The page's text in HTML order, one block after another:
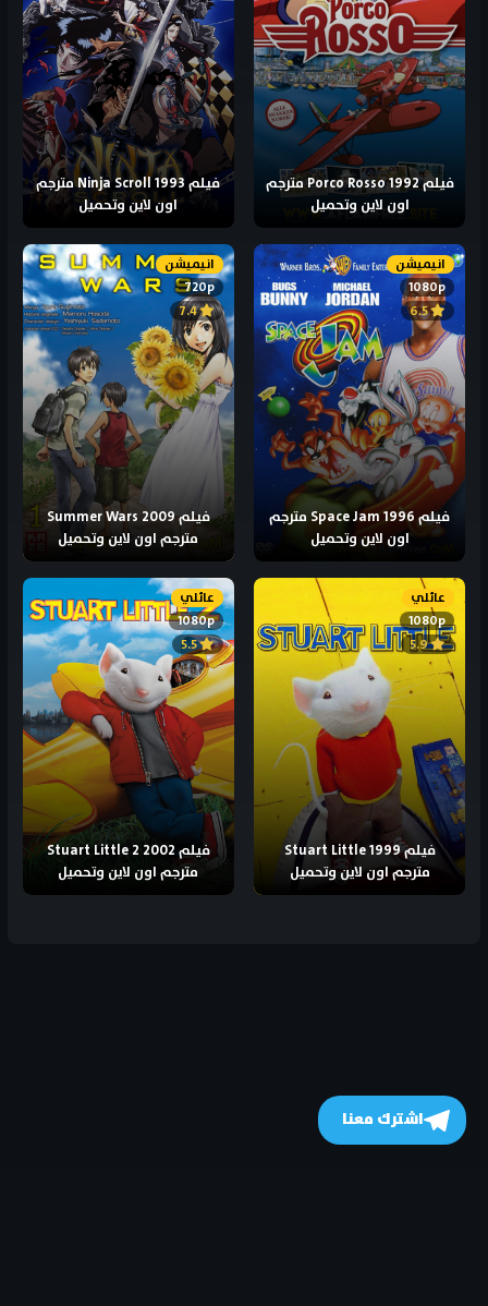
فيلم Porco Rosso 1992 مترجم
اون لاين وتحميل
فيلم Ninja Scroll 1993 مترجم
اون لاين وتحميل
انيميشن
1080p
6.5
فيلم Space Jam 1996 مترجم
اون لاين وتحميل
انيميشن
720p
7.4
فيلم Summer Wars 2009
مترجم اون لاين وتحميل
عائلي
1080p
5.9
فيلم Stuart Little 1999
مترجم اون لاين وتحميل
عائلي
1080p
5.5
فيلم Stuart Little 2 2002
مترجم اون لاين وتحميل
اشترك معنا